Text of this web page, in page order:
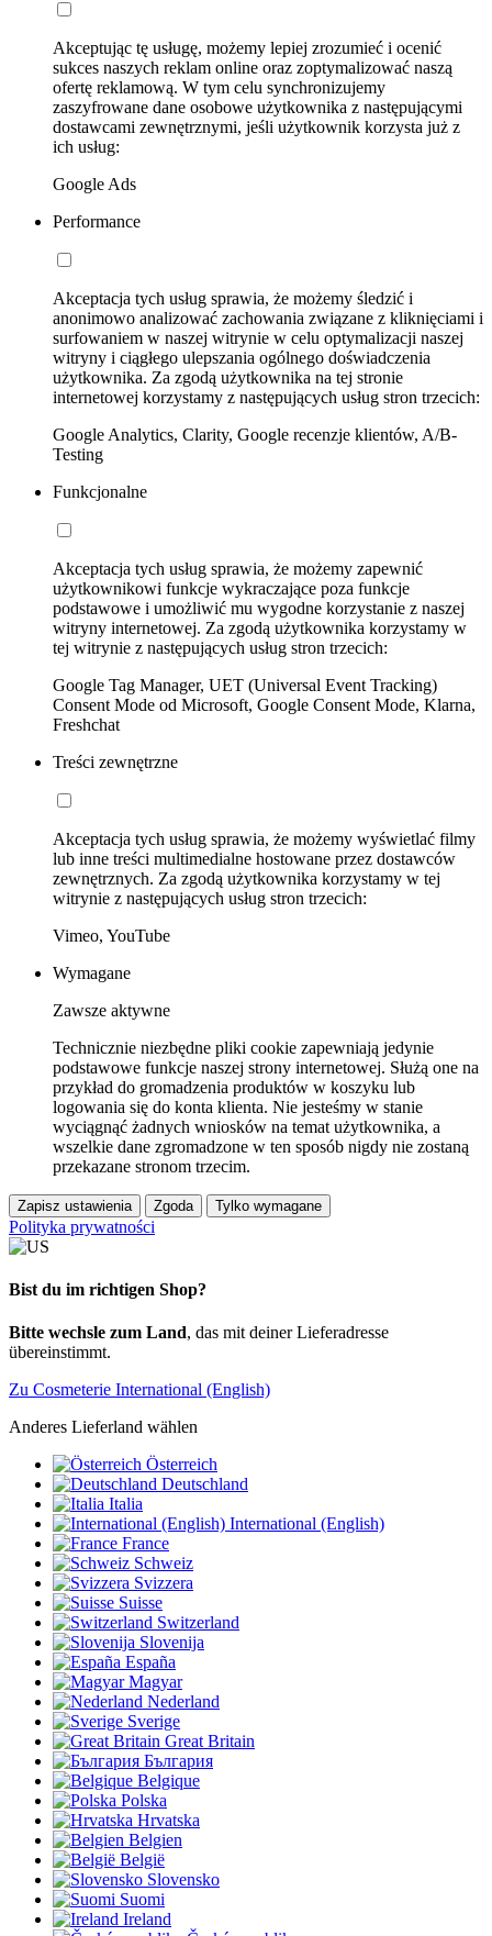
Akceptując tę usługę, możemy lepiej zrozumieć i ocenić
sukces naszych reklam online oraz zoptymalizować naszą
ofertę reklamową. W tym celu synchronizujemy
zaszyfrowane dane osobowe użytkownika z następującymi
dostawcami zewnętrznymi, jeśli użytkownik korzysta już z
ich usług:
Google Ads
Performance
Akceptacja tych usług sprawia, że możemy śledzić i
anonimowo analizować zachowania związane z kliknięciami i
surfowaniem w naszej witrynie w celu optymalizacji naszej
witryny i ciągłego ulepszania ogólnego doświadczenia
użytkownika. Za zgodą użytkownika na tej stronie
internetowej korzystamy z następujących usług stron trzecich:
Google Analytics, Clarity, Google recenzje klientów, A/B-
Testing
Funkcjonalne
Akceptacja tych usług sprawia, że możemy zapewnić
użytkownikowi funkcje wykraczające poza funkcje
podstawowe i umożliwić mu wygodne korzystanie z naszej
witryny internetowej. Za zgodą użytkownika korzystamy w
tej witrynie z następujących usług stron trzecich:
Google Tag Manager, UET (Universal Event Tracking)
Consent Mode od Microsoft, Google Consent Mode, Klarna,
Freshchat
Treści zewnętrzne
Akceptacja tych usług sprawia, że możemy wyświetlać filmy
lub inne treści multimedialne hostowane przez dostawców
zewnętrznych. Za zgodą użytkownika korzystamy w tej
witrynie z następujących usług stron trzecich:
Vimeo, YouTube
Wymagane
Zawsze aktywne
Technicznie niezbędne pliki cookie zapewniają jedynie
podstawowe funkcje naszej strony internetowej. Służą one na
przykład do gromadzenia produktów w koszyku lub
logowania się do konta klienta. Nie jesteśmy w stanie
wyciągnąć żadnych wniosków na temat użytkownika, a
wszelkie dane zgromadzone w ten sposób nigdy nie zostaną
przekazane stronom trzecim.
Zapisz ustawienia Zgoda Tylko wymagane
Polityka prywatności
Bist du im richtigen Shop?
Bitte wechsle zum Land, das mit deiner Lieferadresse
übereinstimmt.
Zu Cosmeterie International (English)
Anderes Lieferland wählen
Österreich
Deutschland
Italia
International (English)
France
Schweiz
Svizzera
Suisse
Switzerland
Slovenija
España
Magyar
Nederland
Sverige
Great Britain
България
Belgique
Polska
Hrvatska
Belgien
België
Slovensko
Suomi
Ireland